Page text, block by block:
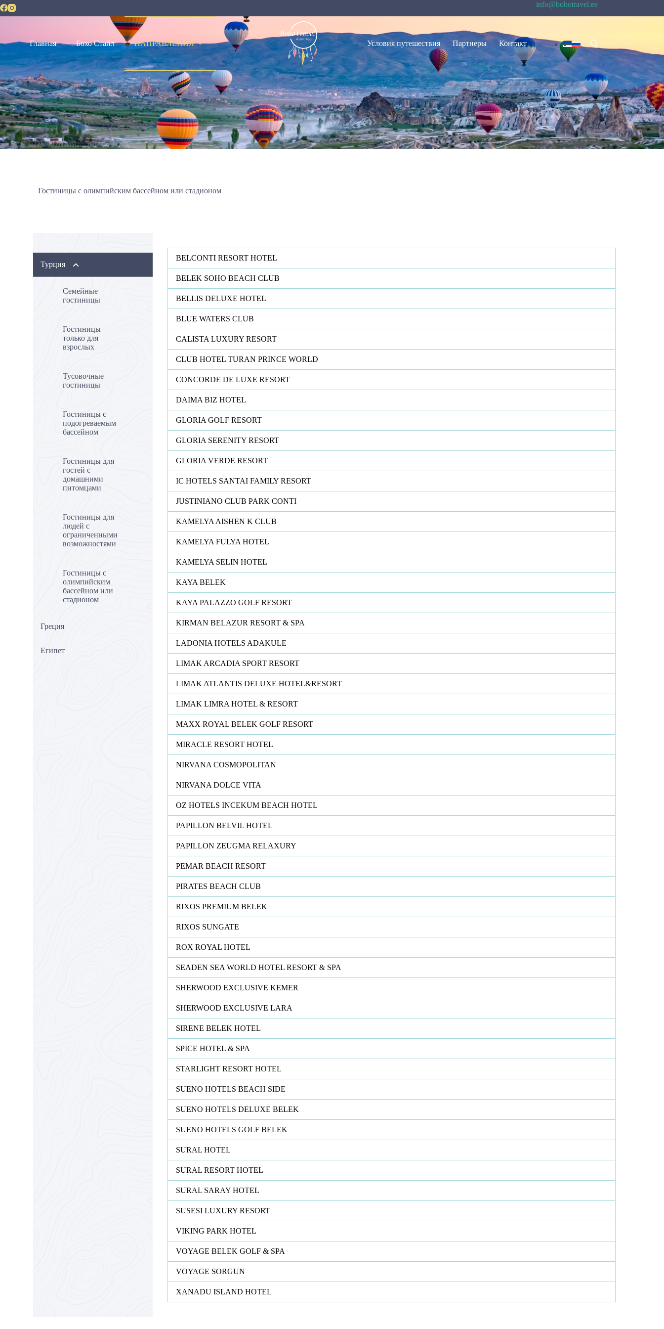
info@bohotravel.ee
Главная Бохо Стайл НАПРАВЛЕНИЯ Условия путешествия Партнеры Контакт
Гостиницы с олимпийским бассейном или стадионом
Турция
Семейные
гостиницы
Гостиницы
только для
взрослых
Тусовочные
гостиницы
Гостиницы с
подогреваемым
бассейном
Гостиницы для
гостей с
домашними
питомцами
Гостиницы для
людей с
ограниченными
возможностями
Гостиницы с
олимпийским
бассейном или
стадионом
Греция
Египет
BELCONTI RESORT HOTEL
BELEK SOHO BEACH CLUB
BELLIS DELUXE HOTEL
BLUE WATERS CLUB
CALISTA LUXURY RESORT
CLUB HOTEL TURAN PRINCE WORLD
CONCORDE DE LUXE RESORT
DAIMA BIZ HOTEL
GLORIA GOLF RESORT
GLORIA SERENITY RESORT
GLORIA VERDE RESORT
IC HOTELS SANTAI FAMILY RESORT
JUSTINIANO CLUB PARK CONTI
KAMELYA AISHEN K CLUB
KAMELYA FULYA HOTEL
KAMELYA SELIN HOTEL
KAYA BELEK
KAYA PALAZZO GOLF RESORT
KIRMAN BELAZUR RESORT & SPA
LADONIA HOTELS ADAKULE
LIMAK ARCADIA SPORT RESORT
LIMAK ATLANTIS DELUXE HOTEL&RESORT
LIMAK LIMRA HOTEL & RESORT
MAXX ROYAL BELEK GOLF RESORT
MIRACLE RESORT HOTEL
NIRVANA COSMOPOLITAN
NIRVANA DOLCE VITA
OZ HOTELS INCEKUM BEACH HOTEL
PAPILLON BELVIL HOTEL
PAPILLON ZEUGMA RELAXURY
PEMAR BEACH RESORT
PIRATES BEACH CLUB
RIXOS PREMIUM BELEK
RIXOS SUNGATE
ROX ROYAL HOTEL
SEADEN SEA WORLD HOTEL RESORT & SPA
SHERWOOD EXCLUSIVE KEMER
SHERWOOD EXCLUSIVE LARA
SIRENE BELEK HOTEL
SPICE HOTEL & SPA
STARLIGHT RESORT HOTEL
SUENO HOTELS BEACH SIDE
SUENO HOTELS DELUXE BELEK
SUENO HOTELS GOLF BELEK
SURAL HOTEL
SURAL RESORT HOTEL
SURAL SARAY HOTEL
SUSESI LUXURY RESORT
VIKING PARK HOTEL
VOYAGE BELEK GOLF & SPA
VOYAGE SORGUN
XANADU ISLAND HOTEL